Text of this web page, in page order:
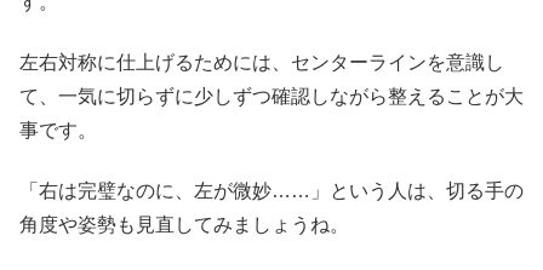
左右対称に仕上げるためには、センターラインを意識し
て、一気に切らずに少しずつ確認しながら整えることが大
事です。
「右は完璧なのに、左が微妙……」という人は、切る手の
角度や姿勢も見直してみましょうね。